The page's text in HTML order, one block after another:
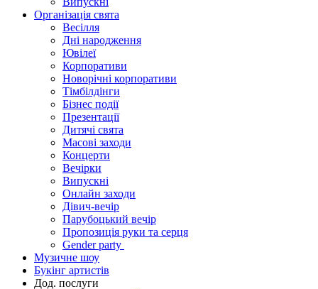
Організація свята
Весілля
Дні народження
Ювілеї
Корпоративи
Новорічні корпоративи
Тімбілдінги
Бізнес події
Презентації
Дитячі свята
Масові заходи
Концерти
Вечірки
Випускні
Онлайн заходи
Дівич-вечір
Парубоцький вечір
Пропозиція руки та серця
Gender party
Музичне шоу
Букінг артистів
Дод. послуги